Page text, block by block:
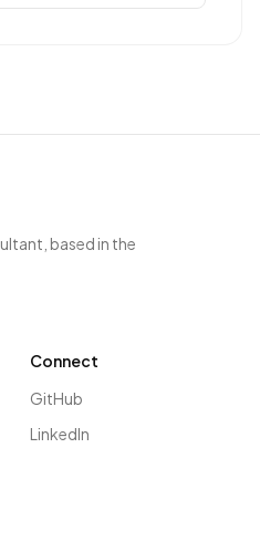
based in the
Connect
GitHub
LinkedIn